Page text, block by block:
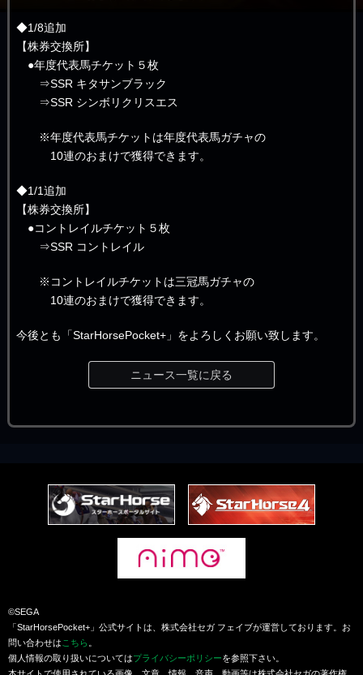
◆1/8追加
【株券交換所】
●年度代表馬チケット５枚
⇒SSR キタサンブラック
⇒SSR シンボリクリスエス
※年度代表馬チケットは年度代表馬ガチャの
10連のおまけで獲得できます。
◆1/1追加
【株券交換所】
●コントレイルチケット５枚
⇒SSR コントレイル
※コントレイルチケットは三冠馬ガチャの
10連のおまけで獲得できます。
今後とも「StarHorsePocket+」をよろしくお願い致します。
ニュース一覧に戻る
©SEGA
「StarHorsePocket+」公式サイトは、株式会社セガ フェイブが運営しております。お
問い合わせは こちら 。
個人情報の取り扱いについてはプライバシーポリシーを参照下さい。